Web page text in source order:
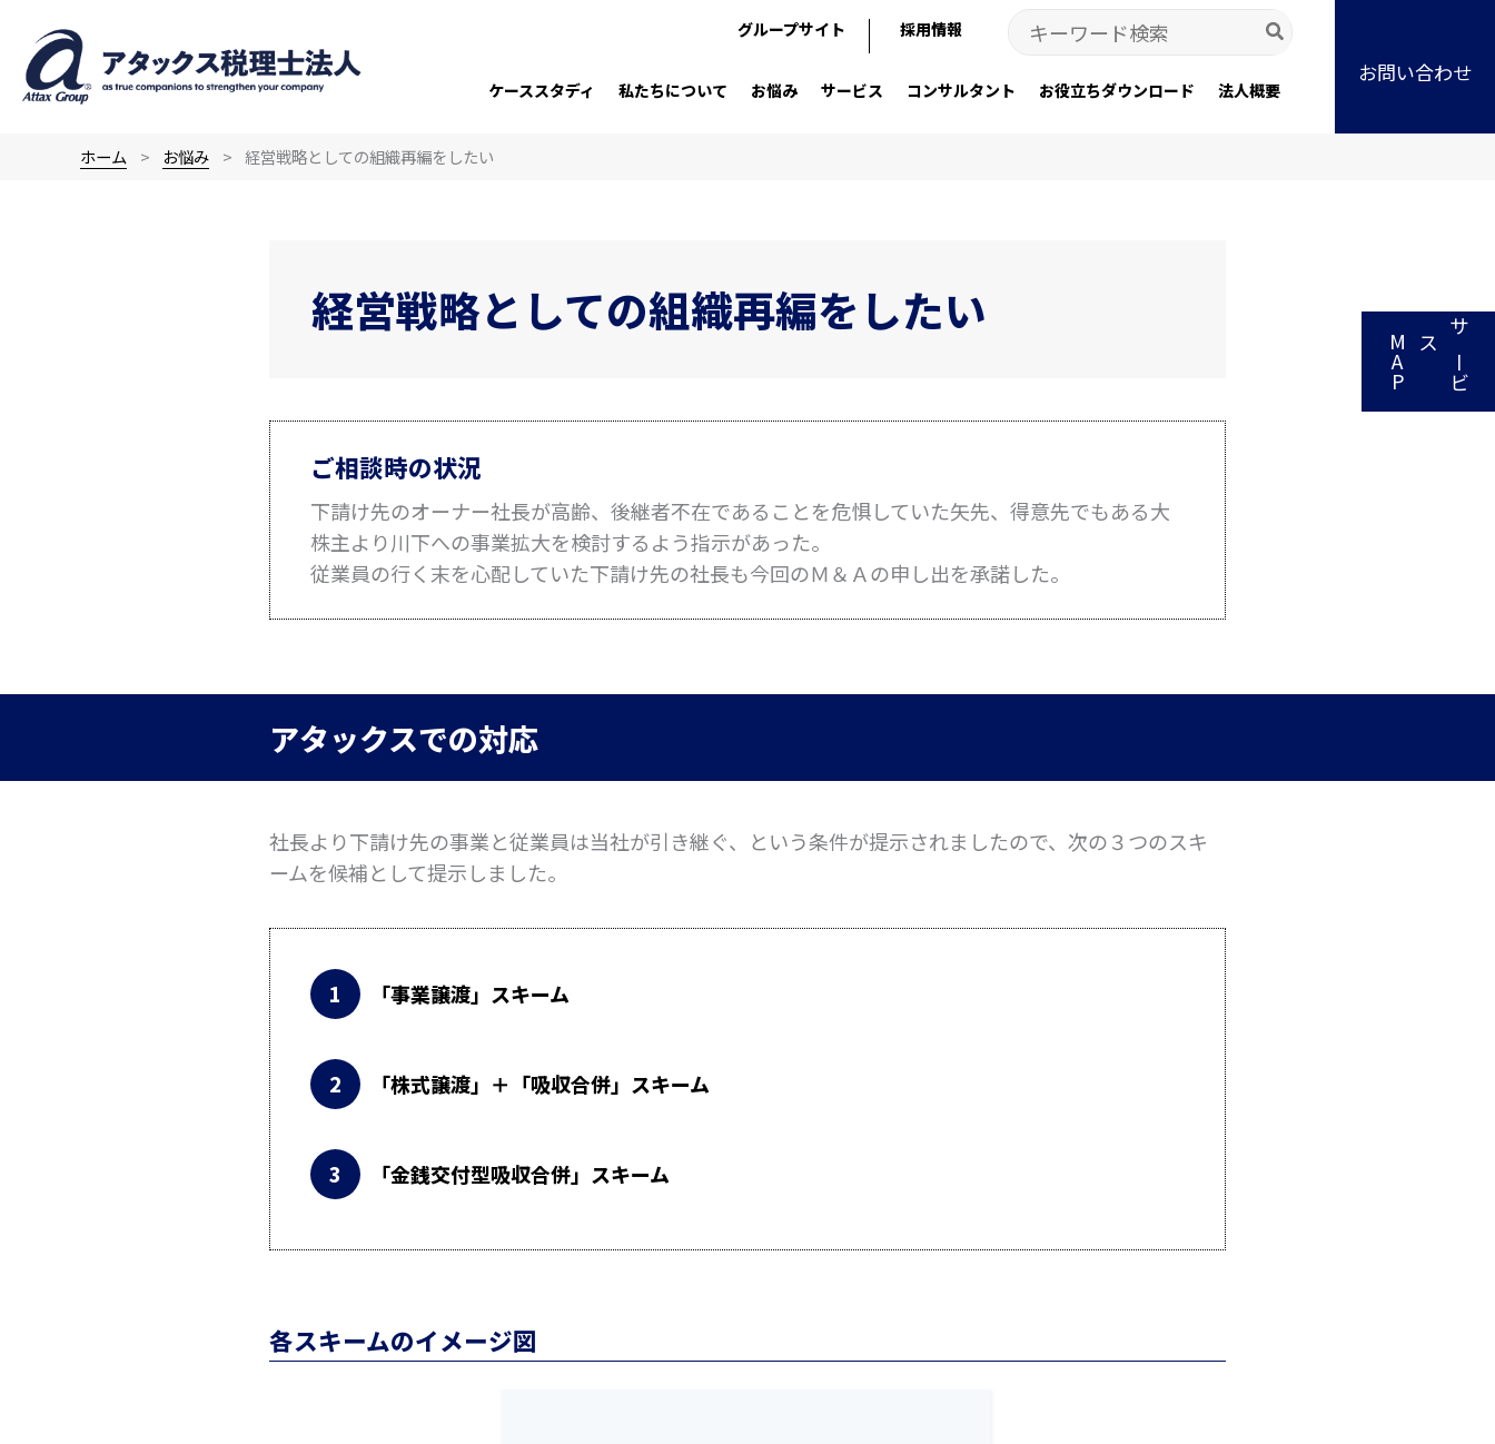
グループサイト 採用情報
Search
for:
ケーススタディ 私たちについて お悩み サービス コンサルタント お役立ちダウンロード 法人概要
お問い合わせ
ホーム お悩み 経営戦略としての組織再編をしたい
経営戦略としての組織再編をしたい
ご相談時の状況
下請け先のオーナー社長が高齢、後継者不在であることを危惧していた矢先、得意先でもある大
株主より川下への事業拡大を検討するよう指示があった。
従業員の行く末を心配していた下請け先の社長も今回のＭ＆Ａの申し出を承諾した。
アタックスでの対応
社長より下請け先の事業と従業員は当社が引き継ぐ、という条件が提示されましたので、次の３つのスキ
ームを候補として提示しました。
「事業譲渡」スキーム
「株式譲渡」＋「吸収合併」スキーム
「金銭交付型吸収合併」スキーム
各スキームのイメージ図
サ
ー
ビ
スM
A
P